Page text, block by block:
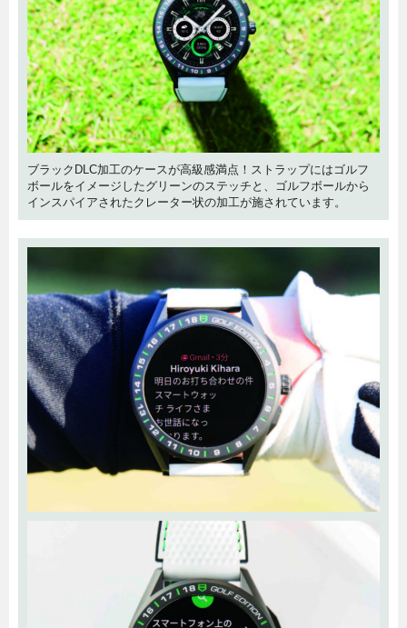
ブラックDLC加工のケースが高級感満点！ストラップにはゴルフ
ボールをイメージしたグリーンのステッチと、ゴルフボールから
インスパイアされたクレーター状の加工が施されています。